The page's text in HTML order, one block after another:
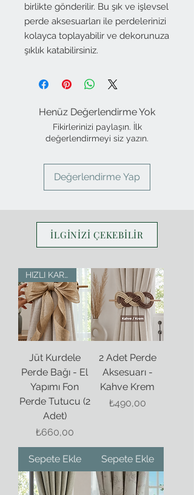
birlikte gönderilir. Bu şık ve işlevsel
perde aksesuarları ile perdelerinizi
kolayca toplayabilir ve dekorunuza
şıklık katabilirsiniz.
Henüz Değerlendirme Yok
Fikirlerinizi paylaşın. İlk
değerlendirmeyi siz yazın.
Değerlendirme Yap
İLGİNİZİ ÇEKEBİLİR
HIZLI KARGO
Jüt Kurdele
Perde Bağı - El
Yapımı Fon
Perde Tutucu (2
Adet)
Fiyat
₺660,00
Sepete Ekle
2 Adet Perde
Aksesuarı -
Kahve Krem
Fiyat
₺490,00
Sepete Ekle